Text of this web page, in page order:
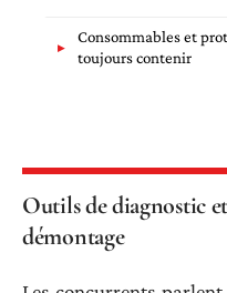
Consommables et
toujours contenir
Outils de diagnostic
démontage